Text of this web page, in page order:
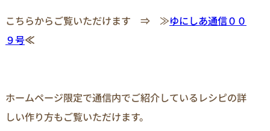
こちらからご覧いただけます ⇒ ≫ゆにしあ通信００
９号≪
ホームページ限定で通信内でご紹介しているレシピの詳
しい作り方もご覧いただけます。